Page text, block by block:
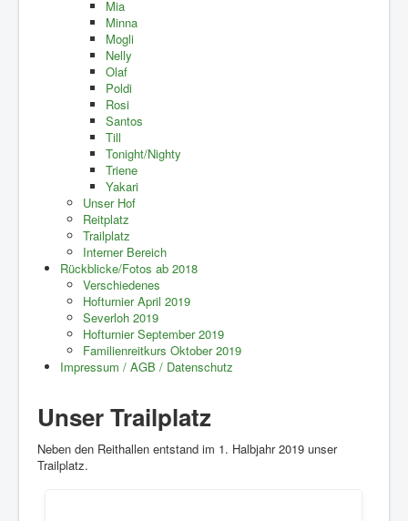
Mia
Minna
Mogli
Nelly
Olaf
Poldi
Rosi
Santos
Till
Tonight/Nighty
Triene
Yakari
Unser Hof
Reitplatz
Trailplatz
Interner Bereich
Rückblicke/Fotos ab 2018
Verschiedenes
Hofturnier April 2019
Severloh 2019
Hofturnier September 2019
Familienreitkurs Oktober 2019
Impressum / AGB / Datenschutz
Unser Trailplatz
Neben den Reithallen entstand im 1. Halbjahr 2019 unser
Trailplatz.